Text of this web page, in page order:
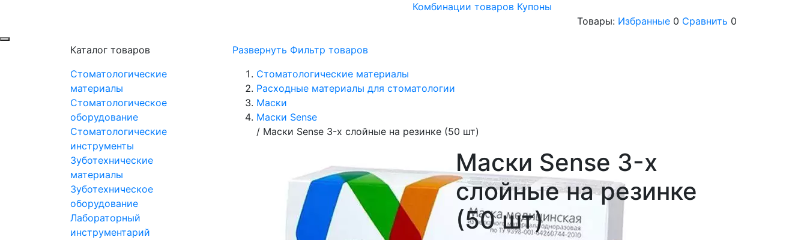
Комбинации товаров Купоны
Товары: Избранные 0 Сравнить 0
Каталог товаров
Стоматологические
материалы
Стоматологическое
оборудование
Стоматологические
инструменты
Зуботехнические
материалы
Зуботехническое
оборудование
Лабораторный
инструментарий
Развернуть Фильтр товаров
Стоматологические материалы
Расходные материалы для стоматологии
Маски
Маски Sense
/ Маски Sense 3-х слойные на резинке (50 шт)
Маски Sense 3-х
слойные на резинке
(50 шт)